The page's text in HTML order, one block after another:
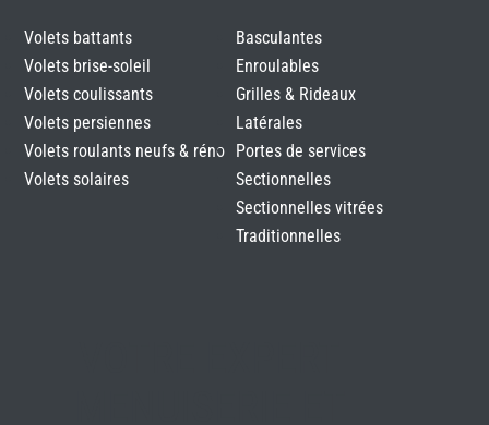
Volets battants
Volets brise-soleil
Volets coulissants
Volets persiennes
Volets roulants neufs & réno
Volets solaires
Basculantes
Enroulables
Grilles & Rideaux
Latérales
Portes de services
Sectionnelles
Sectionnelles vitrées
Traditionnelles